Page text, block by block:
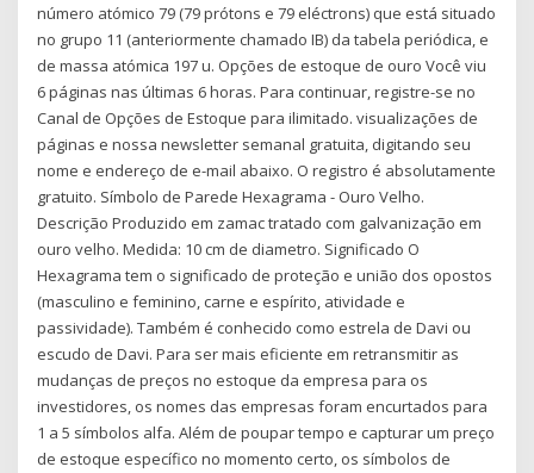
número atómico 79 (79 prótons e 79 eléctrons) que está situado
no grupo 11 (anteriormente chamado IB) da tabela periódica, e
de massa atómica 197 u. Opções de estoque de ouro Você viu
6 páginas nas últimas 6 horas. Para continuar, registre-se no
Canal de Opções de Estoque para ilimitado. visualizações de
páginas e nossa newsletter semanal gratuita, digitando seu
nome e endereço de e-mail abaixo. O registro é absolutamente
gratuito. Símbolo de Parede Hexagrama - Ouro Velho.
Descrição Produzido em zamac tratado com galvanização em
ouro velho. Medida: 10 cm de diametro. Significado O
Hexagrama tem o significado de proteção e união dos opostos
(masculino e feminino, carne e espírito, atividade e
passividade). Também é conhecido como estrela de Davi ou
escudo de Davi. Para ser mais eficiente em retransmitir as
mudanças de preços no estoque da empresa para os
investidores, os nomes das empresas foram encurtados para
1 a 5 símbolos alfa. Além de poupar tempo e capturar um preço
de estoque específico no momento certo, os símbolos de